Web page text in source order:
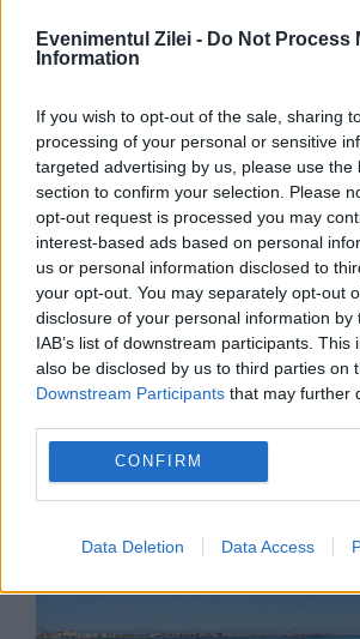
Evenimentul Zilei - Do Not Process
Information
If you wish to opt-out of the sale, sharing
processing of your personal or sensitive
targeted advertising by us, please use the
section to confirm your selection. Please
opt-out request is processed you may
interest-based ads based on personal
us or personal information disclosed to
your opt-out. You may separately opt-out
disclosure of your personal information by
IAB’s list of downstream participants. This
also be disclosed by us to third parties on
Downstream Participants that may further
CONFIRM
Data Deletion Data Access
Recomandările
SOCIAL
Grâul s-a scumpit cu 5,8%
Tensiunile din Marea Neagră